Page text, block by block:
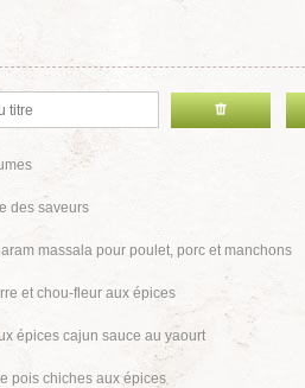
des saveurs
massala pour poulet, porc et manchons
et chou-fleur aux épices
épices cajun sauce au yaourt
pois chiches aux épices